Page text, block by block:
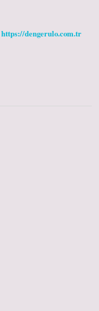
https://dengerulo.com.tr